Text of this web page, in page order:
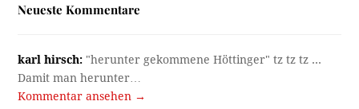
Neueste Kommentare
karl hirsch: "herunter gekommene Höttinger" tz tz tz ...
Damit man herunter…
Kommentar ansehen →